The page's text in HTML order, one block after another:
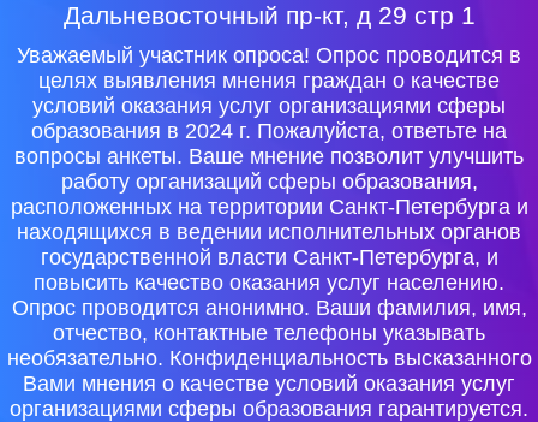
Дальневосточный пр-кт, д 29 стр 1
Уважаемый участник опроса! Опрос проводится в
целях выявления мнения граждан о качестве
условий оказания услуг организациями сферы
образования в 2024 г. Пожалуйста, ответьте на
вопросы анкеты. Ваше мнение позволит улучшить
работу организаций сферы образования,
расположенных на территории Санкт-Петербурга и
находящихся в ведении исполнительных органов
государственной власти Санкт-Петербурга, и
повысить качество оказания услуг населению.
Опрос проводится анонимно. Ваши фамилия, имя,
отчество, контактные телефоны указывать
необязательно. Конфиденциальность высказанного
Вами мнения о качестве условий оказания услуг
организациями сферы образования гарантируется.